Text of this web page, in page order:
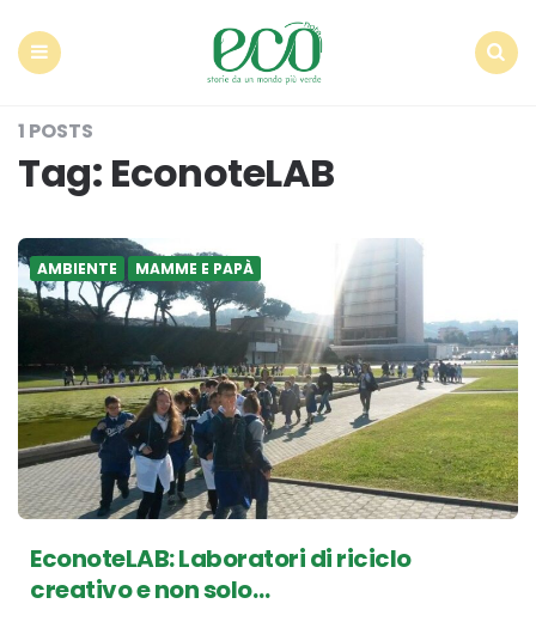
1 POSTS
Tag: EconoteLAB
AMBIENTE MAMME E PAPÀ
EconoteLAB: Laboratori di riciclo
creativo e non solo…